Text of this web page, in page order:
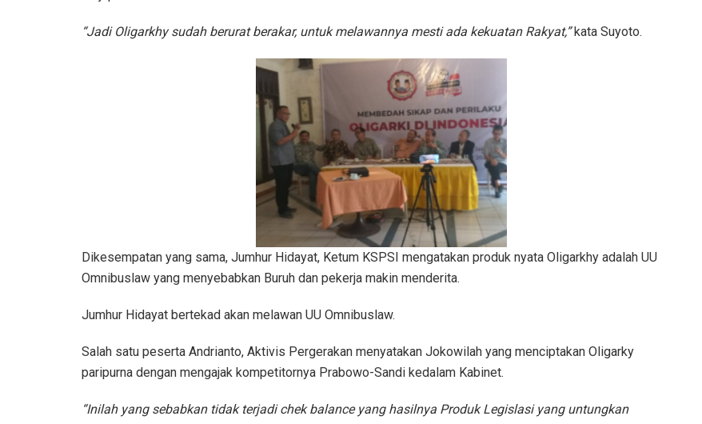
“Jadi Oligarkhy sudah berurat berakar, untuk melawannya mesti ada kekuatan Rakyat,”kata Suyoto.
Dikesempatan yang sama, Jumhur Hidayat, Ketum KSPSI mengatakan produk nyata Oligarkhy adalah UU
Omnibuslaw yang menyebabkan Buruh dan pekerja makin menderita.
Jumhur Hidayat bertekad akan melawan UU Omnibuslaw.
Salah satu peserta Andrianto, Aktivis Pergerakan menyatakan Jokowilah yang menciptakan Oligarky
paripurna dengan mengajak kompetitornya Prabowo-Sandi kedalam Kabinet.
“Inilah yang sebabkan tidak terjadi chek balance yang hasilnya Produk Legislasi yang untungkan